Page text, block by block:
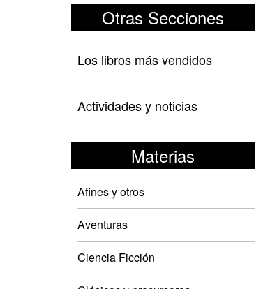
Otras Secciones
Los libros más vendidos
Actividades y noticias
Materias
Afines y otros
Aventuras
Ciencia Ficción